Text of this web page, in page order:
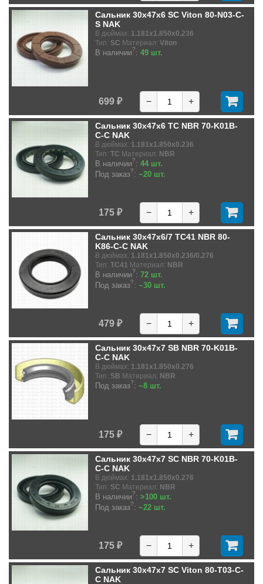
Сальник 30x47x6 SC Viton 80-N03-C-
S NAK
В дюймах: 1.181x1.850x0.236
Тип: SC Материал: Viton
В наличии?: 49 шт.
699 ₽ − +
Сальник 30x47x6 TC NBR 70-K01B-
C-C NAK
В дюймах: 1.181x1.850x0.236
Тип: TC Материал: NBR
В наличии?: 44 шт.
Под заказ?: ~20 шт.
175 ₽ − +
Сальник 30x47x6/7 TC41 NBR 80-
K86-C-C NAK
В дюймах: 1.181x1.850x0.236/0.276
Тип: TC41 Материал: NBR
В наличии?: 72 шт.
Под заказ?: ~30 шт.
479 ₽ − +
Сальник 30x47x7 SB NBR 70-K01B-
C-C NAK
В дюймах: 1.181x1.850x0.276
Тип: SB Материал: NBR
Под заказ?: ~8 шт.
175 ₽ − +
Сальник 30x47x7 SC NBR 70-K01B-
C-C NAK
В дюймах: 1.181x1.850x0.276
Тип: SC Материал: NBR
В наличии?: >100 шт.
Под заказ?: ~22 шт.
175 ₽ − +
Сальник 30x47x7 SC Viton 80-T03-C-
C NAK